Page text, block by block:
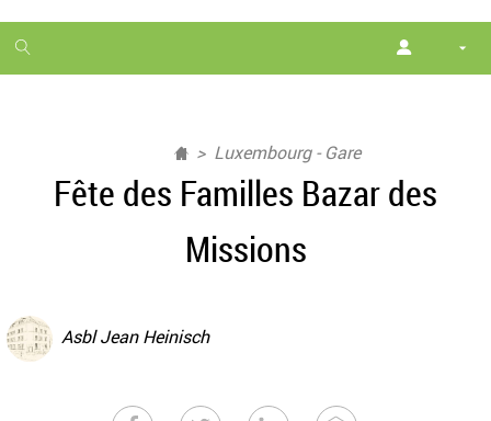
1
month
Luxembourg - Gare
Fête des Familles Bazar des
Missions
Asbl Jean Heinisch